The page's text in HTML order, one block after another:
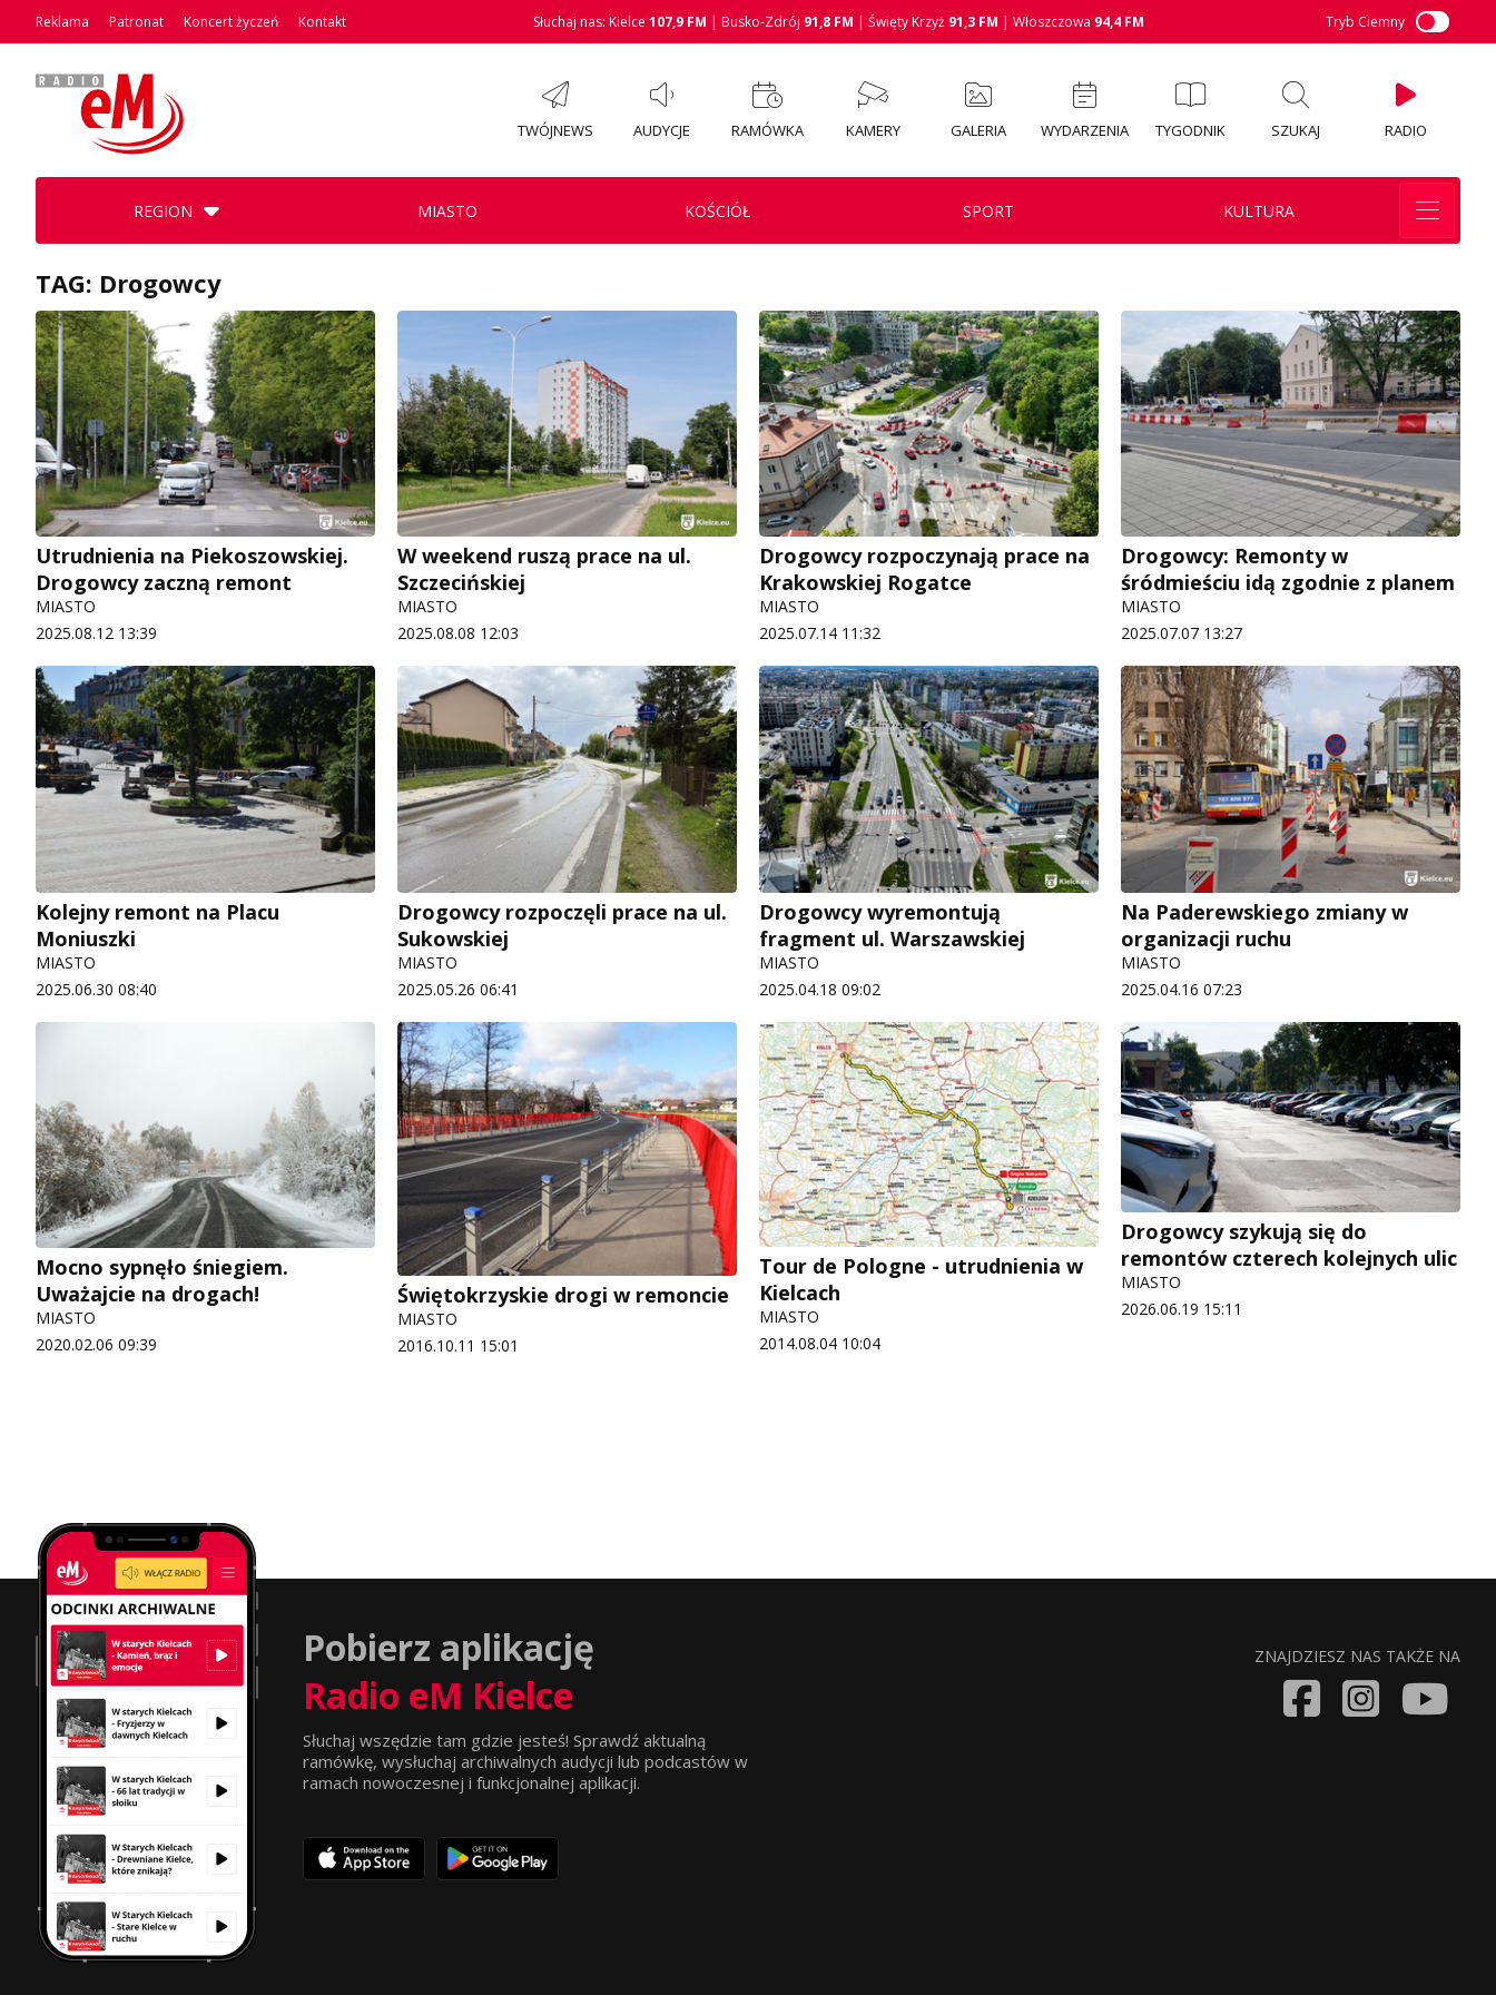
Reklama Patronat Koncert życzeń Kontakt Słuchaj nas: Kielce 107,9 FM | Busko-Zdrój 91,8 FM | Święty Krzyż 91,3 FM | Włoszczowa 94,4 FM Tryb Ciemny
TWÓJNEWS AUDYCJE RAMÓWKA KAMERY GALERIA WYDARZENIA TYGODNIK SZUKAJ RADIO
REGION MIASTO KOŚCIÓŁ SPORT KULTURA
TAG: Drogowcy
Utrudnienia na Piekoszowskiej.
Drogowcy zaczną remont
MIASTO
2025.08.12 13:39
W weekend ruszą prace na ul.
Szczecińskiej
MIASTO
2025.08.08 12:03
Drogowcy rozpoczynają prace na
Krakowskiej Rogatce
MIASTO
2025.07.14 11:32
Drogowcy: Remonty w
śródmieściu idą zgodnie z planem
MIASTO
2025.07.07 13:27
Kolejny remont na Placu
Moniuszki
MIASTO
2025.06.30 08:40
Drogowcy rozpoczęli prace na ul.
Sukowskiej
MIASTO
2025.05.26 06:41
Drogowcy wyremontują
fragment ul. Warszawskiej
MIASTO
2025.04.18 09:02
Na Paderewskiego zmiany w
organizacji ruchu
MIASTO
2025.04.16 07:23
Mocno sypnęło śniegiem.
Uważajcie na drogach!
MIASTO
2020.02.06 09:39
Świętokrzyskie drogi w remoncie
MIASTO
2016.10.11 15:01
Tour de Pologne - utrudnienia w
Kielcach
MIASTO
2014.08.04 10:04
Drogowcy szykują się do
remontów czterech kolejnych ulic
MIASTO
2026.06.19 15:11
Pobierz aplikację
Radio eM Kielce
Słuchaj wszędzie tam gdzie jesteś! Sprawdź aktualną
ramówkę, wysłuchaj archiwalnych audycji lub podcastów w
ramach nowoczesnej i funkcjonalnej aplikacji.
ZNAJDZIESZ NAS TAKŻE NA